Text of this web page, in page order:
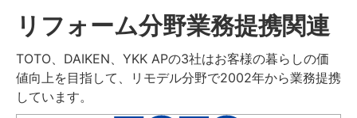
リフォーム分野業務提携関連
TOTO、DAIKEN、YKK APの3社はお客様の暮らしの価
値向上を目指して、リモデル分野で2002年から業務提携
しています。